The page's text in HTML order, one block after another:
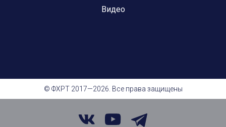
Видео
© ФХРТ 2017—2026. Все права защищены